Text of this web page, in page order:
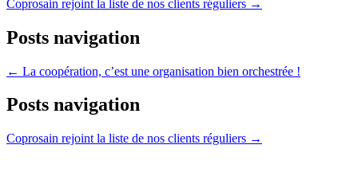
Coprosain rejoint la liste de nos clients réguliers →
Posts navigation
← La coopération, c’est une organisation bien orchestrée !
Posts navigation
Coprosain rejoint la liste de nos clients réguliers →